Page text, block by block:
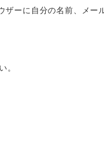
ーに自分の名前、メー
。